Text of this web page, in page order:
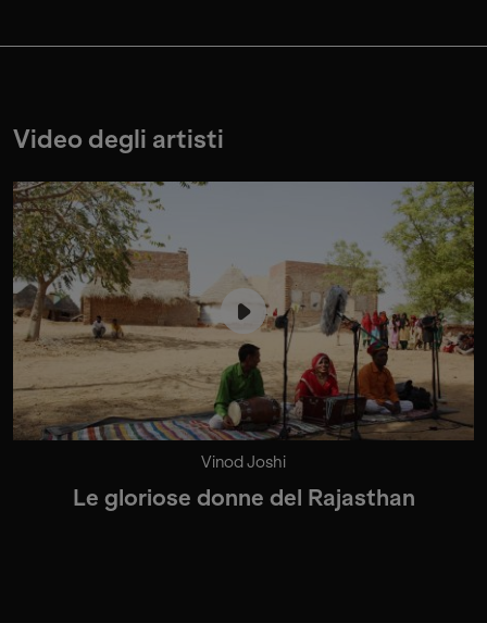
Video degli artisti
Vinod Joshi
Le gloriose donne del Rajasthan